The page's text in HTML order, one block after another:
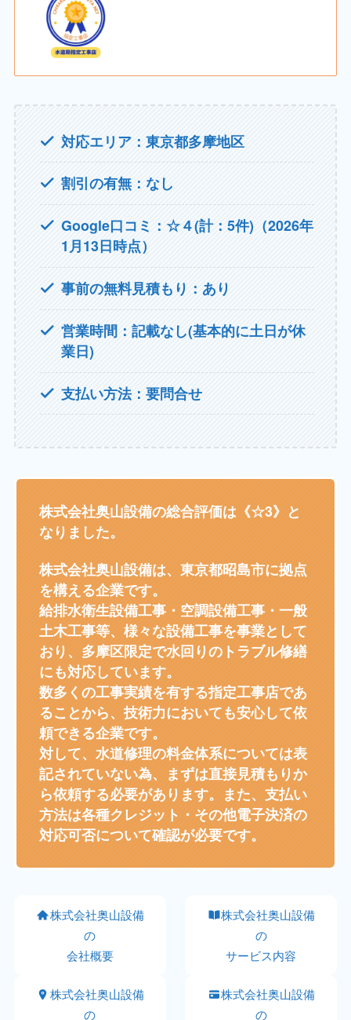
対応エリア：東京都多摩地区
割引の有無：なし
Google口コミ：☆４(計：5件)（2026年
1月13日時点）
事前の無料見積もり：あり
営業時間：記載なし(基本的に土日が休
業日)
支払い方法：要問合せ
株式会社奥山設備の総合評価は《☆3》と
なりました。
株式会社奥山設備は、東京都昭島市に拠点
を構える企業です。
給排水衛生設備工事・空調設備工事・一般
土木工事等、様々な設備工事を事業として
おり、多摩区限定で水回りのトラブル修繕
にも対応しています。
数多くの工事実績を有する指定工事店であ
ることから、技術力においても安心して依
頼できる企業です。
対して、水道修理の料金体系については表
記されていない為、まずは直接見積もりか
ら依頼する必要があります。また、支払い
方法は各種クレジット・その他電子決済の
対応可否について確認が必要です。
株式会社奥山設備
の
会社概要
株式会社奥山設備
の
サービス内容
株式会社奥山設備
の
株式会社奥山設備
の